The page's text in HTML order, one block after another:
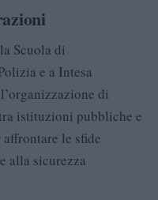
Scuola di
e a Intesa
di
istituzioni pubbliche e
le sfide
alla sicurezza